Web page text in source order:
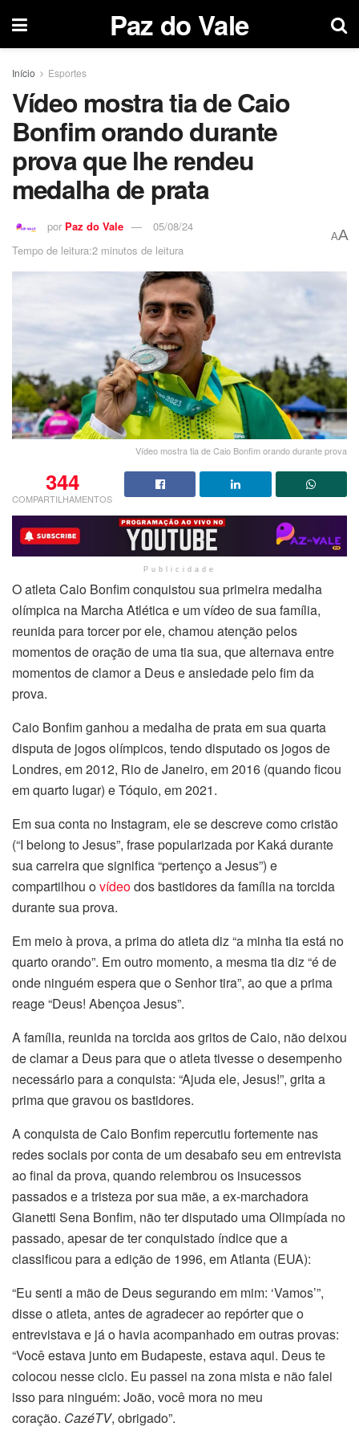
Paz do Vale
Início Esportes
Vídeo mostra tia de Caio
Bonfim orando durante
prova que lhe rendeu
medalha de prata
por Paz do Vale
05/08/24
Tempo de leitura:2 minutos de leitura
AA
Vídeo mostra tia de Caio Bonfim orando durante prova
344
COMPARTILHAMENTOS
Publicidade
O atleta Caio Bonfim conquistou sua primeira medalha
olímpica na Marcha Atlética e um vídeo de sua família,
reunida para torcer por ele, chamou atenção pelos
momentos de oração de uma tia sua, que alternava entre
momentos de clamor a Deus e ansiedade pelo fim da
prova.
Caio Bonfim ganhou a medalha de prata em sua quarta
disputa de jogos olímpicos, tendo disputado os jogos de
Londres, em 2012, Rio de Janeiro, em 2016 (quando ficou
em quarto lugar) e Tóquio, em 2021.
Em sua conta no Instagram, ele se descreve como cristão
(“I belong to Jesus”, frase popularizada por Kaká durante
sua carreira que significa “pertenço a Jesus”) e
compartilhou ovídeodos bastidores da família na torcida
durante sua prova.
Em meio à prova, a prima do atleta diz “a minha tia está no
quarto orando”. Em outro momento, a mesma tia diz “é de
onde ninguém espera que o Senhor tira”, ao que a prima
reage “Deus! Abençoa Jesus”.
A família, reunida na torcida aos gritos de Caio, não deixou
de clamar a Deus para que o atleta tivesse o desempenho
necessário para a conquista: “Ajuda ele, Jesus!”, grita a
prima que gravou os bastidores.
A conquista de Caio Bonfim repercutiu fortemente nas
redes sociais por conta de um desabafo seu em entrevista
ao final da prova, quando relembrou os insucessos
passados e a tristeza por sua mãe, a ex-marchadora
Gianetti Sena Bonfim, não ter disputado uma Olimpíada no
passado, apesar de ter conquistado índice que a
classificou para a edição de 1996, em Atlanta (EUA):
“Eu senti a mão de Deus segurando em mim: ‘Vamos’”,
disse o atleta, antes de agradecer ao repórter que o
entrevistava e já o havia acompanhado em outras provas:
“Você estava junto em Budapeste, estava aqui. Deus te
colocou nesse ciclo. Eu passei na zona mista e não falei
isso para ninguém: João, você mora no meu
coração. CazéTV, obrigado”.